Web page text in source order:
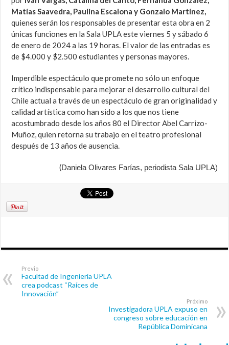
Matías Saavedra, Paulina Escalona y Gonzalo Martínez,
quienes serán los responsables de presentar esta obra en 2
únicas funciones en la Sala UPLA este viernes 5 y sábado 6
de enero de 2024 a las 19 horas. El valor de las entradas es
de $4.000 y $2.500 estudiantes y personas mayores.
Imperdible espectáculo que promete no sólo un enfoque
crítico indispensable para mejorar el desarrollo cultural del
Chile actual a través de un espectáculo de gran originalidad y
calidad artística como han sido a los que nos tiene
acostumbrado desde los años 80 el Director Abel Carrizo-
Muñoz, quien retorna su trabajo en el teatro profesional
después de 13 años de ausencia.
(Daniela Olivares Farías, periodista Sala UPLA)
Previo
Facultad de Ingeniería UPLA
crea podcast “Raíces de
Innovación”
Próximo
Investigadora UPLA expuso en
congreso sobre educación en
República Dominicana